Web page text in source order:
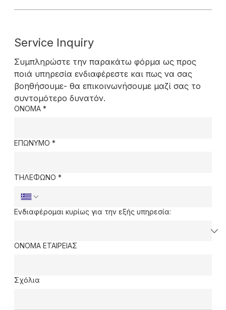
Service Inquiry
Συμπληρώστε την παρακάτω φόρμα ως προς
ποιά υπηρεσία ενδιαφέρεστε και πως να σας
βοηθήσουμε- θα επικοινωνήσουμε μαζί σας το
συντομότερο δυνατόν.
ΟΝΟΜΑ *
ΕΠΩΝΥΜΟ *
ΤΗΛΕΦΩΝΟ *
Ενδιαφέρομαι κυρίως για την εξής υπηρεσία:
ΟΝΟΜΑ ΕΤΑΙΡΕΙΑΣ
Σχόλια